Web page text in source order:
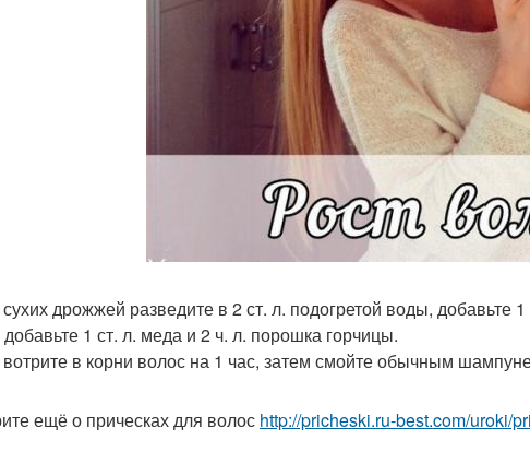
сухих дрожжей разведите в 2 ст. л. подогретой воды, добавьте
1 ст. л. меда и 2 ч. л. порошка горчицы.
в корни волос на 1 час, затем смойте обычным
ещё о прическах для волос http://pricheski.ru-best.com/uroki/